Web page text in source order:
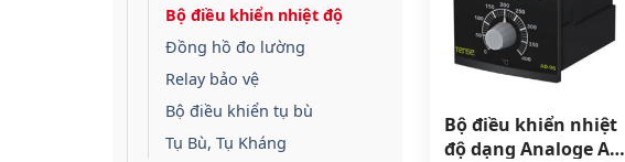
Bộ điều khiển nhiệt độ
Đồng hồ đo lường
Relay bảo vệ
Bộ điều khiển tụ bù
Tụ Bù, Tụ Kháng
Bộ điều khiển nhiệt
độ dạng Analoge AD-